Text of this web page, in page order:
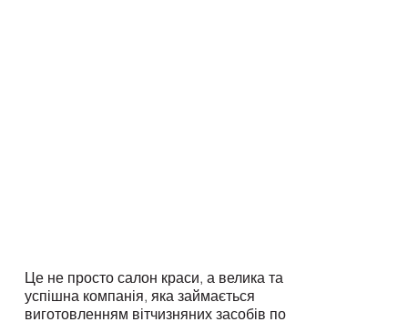
Це не просто салон краси, а велика та
успішна компанія, яка займається
виготовленням вітчизняних засобів по